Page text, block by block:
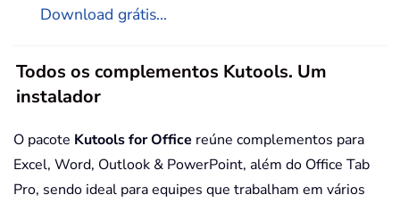
Download grátis...
Todos os complementos Kutools. Um
instalador
O pacote Kutools for Office reúne complementos para
Excel, Word, Outlook & PowerPoint, além do Office Tab
Pro, sendo ideal para equipes que trabalham em vários